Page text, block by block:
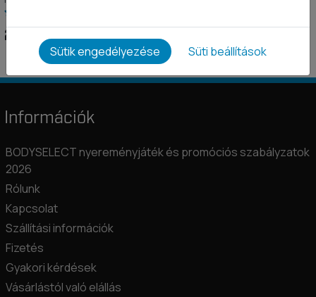
2 890 Ft 2 490 Ft
Információk
BODYSELECT nyereményjáték és promóciós szabályzatok
2026
Rólunk
Kapcsolat
Szállítási információk
Fizetés
Gyakori kérdések
Vásárlástól való elállás
Sütik engedélyezése Süti beállítások